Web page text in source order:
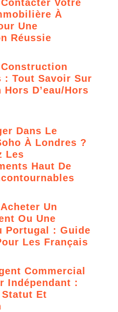
Votre
À
Une
Réussie
: Tout Savoir Sur
Hors D’eau/hors
Dans Le
À Londres ?
Les
Haut De
Un
Ou Une
Portugal : Guide
Les Français
Commercial
Indépendant :
Et